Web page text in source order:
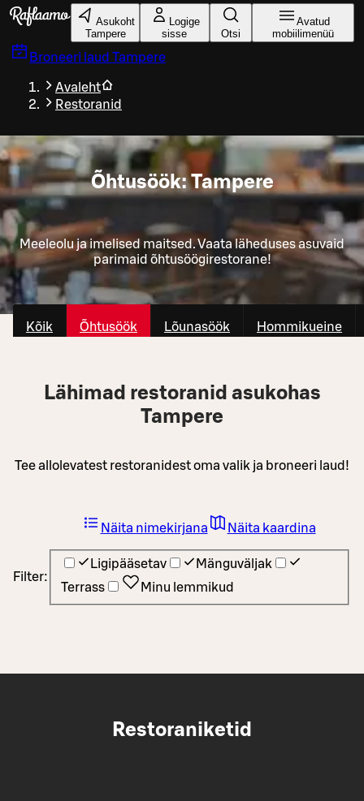
Liigu peamise sisu juurde
Asukoht
Tampere
Logige
sisse
Otsi
Avatud
mobiilimenüü
Broneeri laud Tampere
Avaleht
Restoranid
Õhtusöök: Tampere
Meeleolu ja imelised maitsed. Vaata läheduses asuvaid
parimaid õhtusöögirestorane!
Kõik Õhtusöök Lõunasöök Hommikueine
Lähimad restoranid asukohas
Tampere
Tee allolevatest restoranidest oma valik ja broneeri laud!
Filter:
Ligipääsetav
Mänguväljak
Terrass
Minu lemmikud
Näita nimekirjana Näita kaardina
Restoraniketid